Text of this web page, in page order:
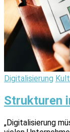
Digitalisierung
Strukturen
„Digitalisierung